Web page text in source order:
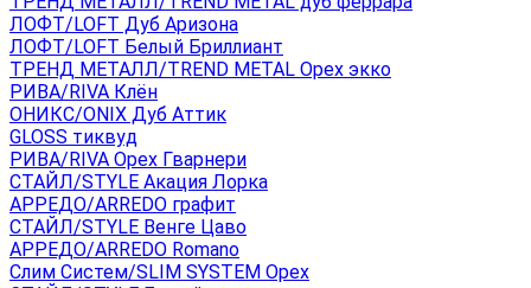
ЛОФТ/LOFT Дуб Аризона
ЛОФТ/LOFT Белый Бриллиант
ТРЕНД МЕТАЛЛ/TREND METAL Орех экко
РИВА/RIVA Клён
ОНИКС/ONIX Дуб Аттик
GLOSS тиквуд
РИВА/RIVA Орех Гварнери
СТАЙЛ/STYLE Акация Лорка
АРРЕДО/ARREDO графит
СТАЙЛ/STYLE Венге Цаво
АРРЕДО/ARREDO Romano
Слим Систем/SLIM SYSTEM Орех